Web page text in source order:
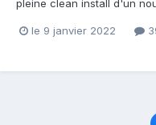
pleine clean install d'un
le 9 janvier 2022